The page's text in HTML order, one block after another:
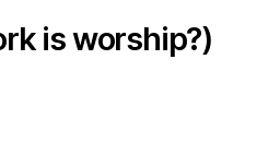
is worship?)